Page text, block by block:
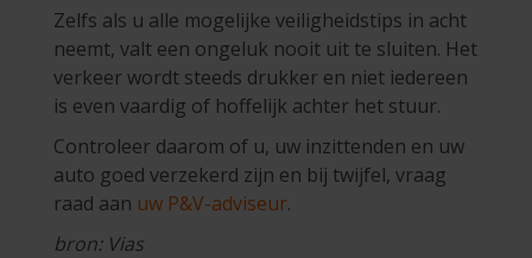
Zelfs als u alle mogelijke veiligheidstips in acht
neemt, valt een ongeluk nooit uit te sluiten. Het
verkeer wordt steeds drukker en niet iedereen
is even vaardig of hoffelijk achter het stuur.
Controleer daarom of u, uw inzittenden en uw
auto goed verzekerd zijn en bij twijfel, vraag
raad aan uw P&V-adviseur.
bron: Vias